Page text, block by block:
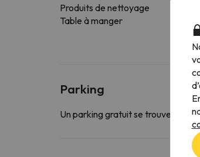
Produits de nettoyage
Table à manger
Parking
Un parking gratuit se trouve à